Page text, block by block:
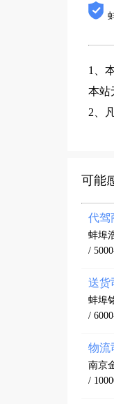
1、
本站
2、
可能
代驾
蚌埠
/
送货
蚌埠
/
物流
南京
/